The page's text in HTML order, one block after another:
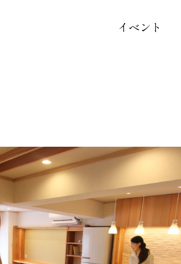
イベント